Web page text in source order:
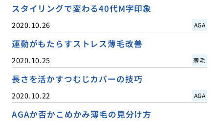
スタイリングで変わる40代M字印象
2020.10.26 AGA
運動がもたらすストレス薄毛改善
2020.10.25 薄毛
長さを活かすつむじカバーの技巧
2020.10.22 AGA
AGAか否かこめかみ薄毛の見分け方